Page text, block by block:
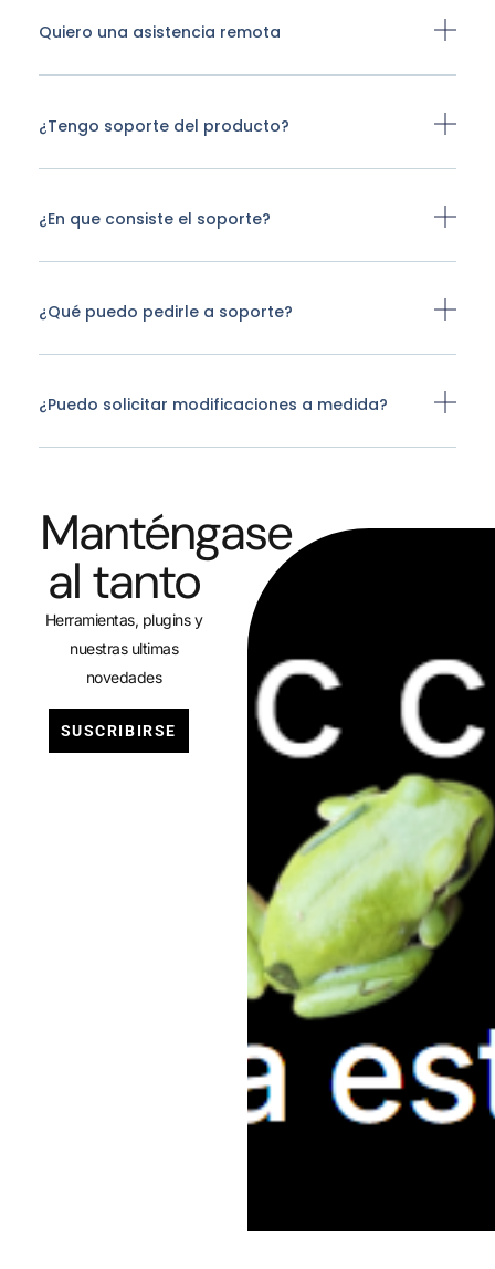
Quiero una asistencia remota
¿Tengo soporte del producto?
¿En que consiste el soporte?
¿Qué puedo pedirle a soporte?
¿Puedo solicitar modificaciones a medida?
Manténgase
al tanto
Herramientas, plugins y
nuestras ultimas
novedades
SUSCRIBIRSE